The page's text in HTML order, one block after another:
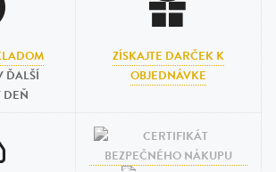
ĎALŠÍ
DEŇ
ZÍSKAJTE DARČEK K
OBJEDNÁVKE